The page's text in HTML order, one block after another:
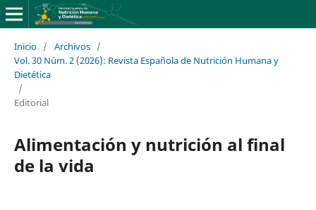
Inicio / Archivos /
Vol. 30 Núm. 2 (2026): Revista Española de Nutrición Humana y
Dietética
/
Editorial
Alimentación y nutrición al final
de la vida